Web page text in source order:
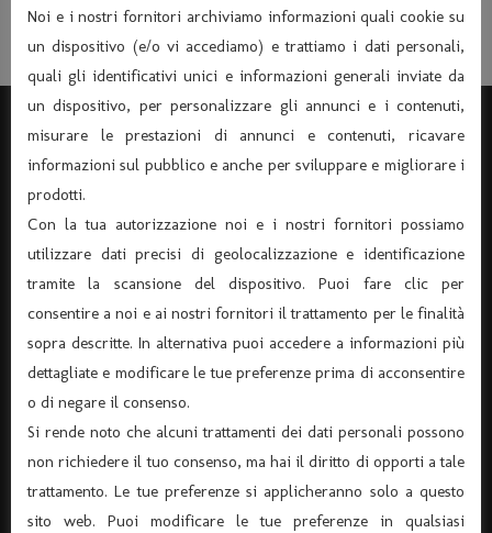
ASSOCIAZIONE “TEATRO DANTE” APS
(Associazione di Promozione Sociale, Iscrizione n°
105174)
Via Verona 8 – 37045 Legnago – (tel. 0442-25544)
C.F. 91015660235 - P.I. 03726920238
Noi e i nostri fornitori archiviamo informazioni quali cookie su
un dispositivo (e/o vi accediamo) e trattiamo i dati personali,
quali gli identificativi unici e informazioni generali inviate da
un dispositivo, per personalizzare gli annunci e i contenuti,
misurare le prestazioni di annunci e contenuti, ricavare
informazioni sul pubblico e anche per sviluppare e migliorare i
prodotti.
Con la tua autorizzazione noi e i nostri fornitori possiamo
utilizzare dati precisi di geolocalizzazione e identificazione
tramite la scansione del dispositivo. Puoi fare clic per
consentire a noi e ai nostri fornitori il trattamento per le finalità
sopra descritte. In alternativa puoi accedere a informazioni più
dettagliate e modificare le tue preferenze prima di acconsentire
o di negare il consenso.
Si rende noto che alcuni trattamenti dei dati personali possono
non richiedere il tuo consenso, ma hai il diritto di opporti a tale
trattamento. Le tue preferenze si applicheranno solo a questo
sito web. Puoi modificare le tue preferenze in qualsiasi